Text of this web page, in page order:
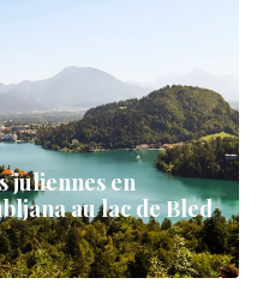
juliennes en
au lac de Bled